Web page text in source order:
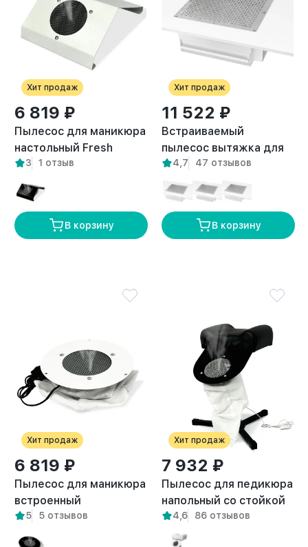
Хит продаж
6 819 ₽
Пылесос для маникюра
настольный Fresh
белый
3 1 отзыв
В корзину
Хит продаж
11 522 ₽
Встраиваемый
пылесос вытяжка для
маникюра Flow правый
выход
4,7 47 отзывов
В корзину
Хит продаж
6 819 ₽
Пылесос для маникюра
встроенный
встраиваемый Pure
белый
5 5 отзывов
Хит продаж
7 932 ₽
Пылесос для педикюра
напольный со стойкой
Breeze черный
4,6 86 отзывов